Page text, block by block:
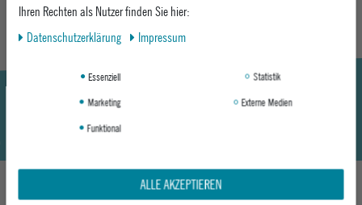
Ihren Rechten als Nutzer finden Sie hier:
Daten­schutz­erklärung
Impressum
Essenziell
Statistik
Marketing
Externe Medien
Funktional
ALLE AKZEPTIEREN